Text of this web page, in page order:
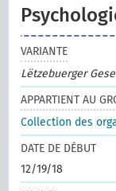
VARIANTE
Lëtzebuerger
APPARTIENT AU
Collection des
DATE DE DÉBUT
12/19/18